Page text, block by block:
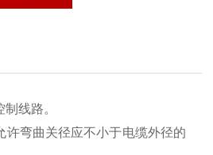
线路。
弯曲关径应不小于电缆外径的